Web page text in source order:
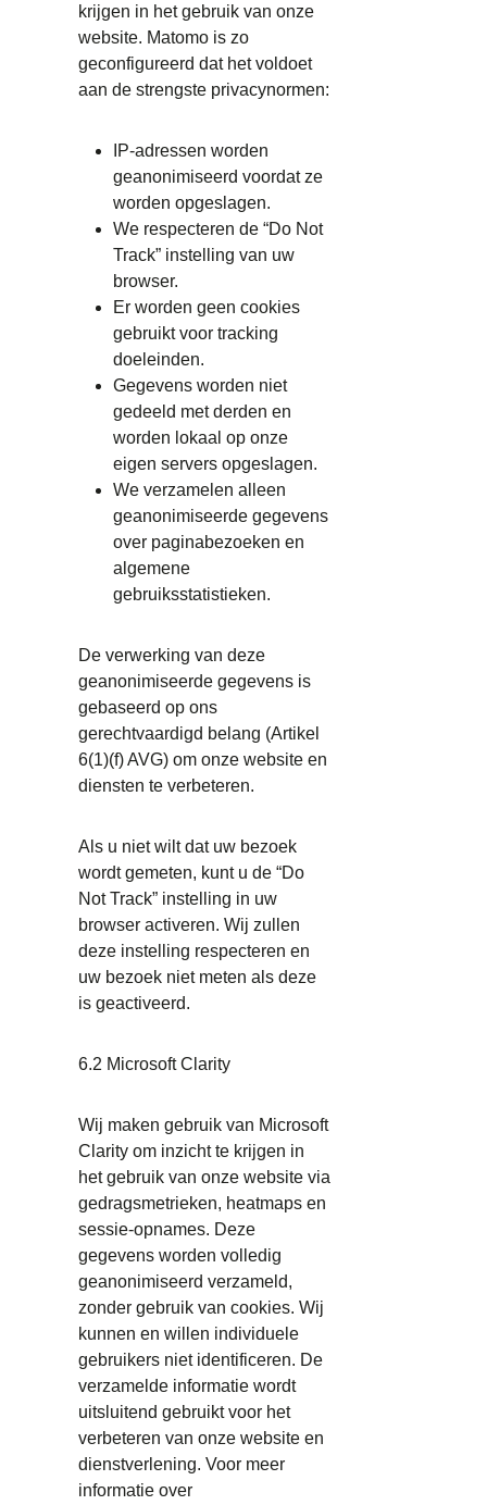
krijgen in het gebruik van onze
website. Matomo is zo
geconfigureerd dat het voldoet
aan de strengste privacynormen:
IP-adressen worden
geanonimiseerd voordat ze
worden opgeslagen.
We respecteren de “Do Not
Track” instelling van uw
browser.
Er worden geen cookies
gebruikt voor tracking
doeleinden.
Gegevens worden niet
gedeeld met derden en
worden lokaal op onze
eigen servers opgeslagen.
We verzamelen alleen
geanonimiseerde gegevens
over paginabezoeken en
algemene
gebruiksstatistieken.
De verwerking van deze
geanonimiseerde gegevens is
gebaseerd op ons
gerechtvaardigd belang (Artikel
6(1)(f) AVG) om onze website en
diensten te verbeteren.
Als u niet wilt dat uw bezoek
wordt gemeten, kunt u de “Do
Not Track” instelling in uw
browser activeren. Wij zullen
deze instelling respecteren en
uw bezoek niet meten als deze
is geactiveerd.
6.2 Microsoft Clarity
Wij maken gebruik van Microsoft
Clarity om inzicht te krijgen in
het gebruik van onze website via
gedragsmetrieken, heatmaps en
sessie-opnames. Deze
gegevens worden volledig
geanonimiseerd verzameld,
zonder gebruik van cookies. Wij
kunnen en willen individuele
gebruikers niet identificeren. De
verzamelde informatie wordt
uitsluitend gebruikt voor het
verbeteren van onze website en
dienstverlening. Voor meer
informatie over